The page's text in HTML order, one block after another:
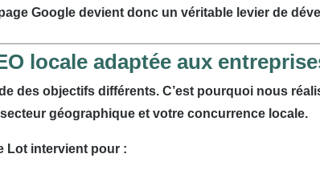
Google devient donc un véritable levier de
locale adaptée aux
des objectifs différents. C’est pourquoi nous
géographique et votre concurrence locale.
Lot intervient pour :